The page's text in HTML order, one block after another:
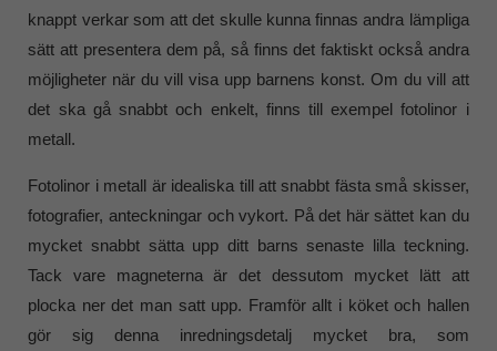
knappt verkar som att det skulle kunna finnas andra lämpliga
sätt att presentera dem på, så finns det faktiskt också andra
möjligheter när du vill visa upp barnens konst. Om du vill att
det ska gå snabbt och enkelt, finns till exempel fotolinor i
metall.
Fotolinor i metall är idealiska till att snabbt fästa små skisser,
fotografier, anteckningar och vykort. På det här sättet kan du
mycket snabbt sätta upp ditt barns senaste lilla teckning.
Tack vare magneterna är det dessutom mycket lätt att
plocka ner det man satt upp. Framför allt i köket och hallen
gör sig denna inredningsdetalj mycket bra, som